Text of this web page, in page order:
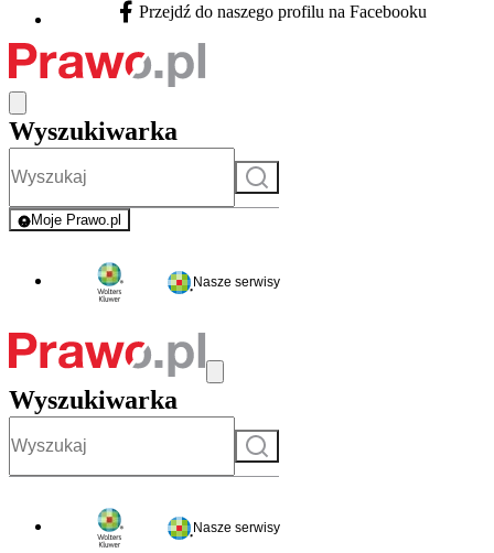
Facebook - otwiera się w nowej karcie
Przejdź do naszego profilu na Facebooku
Wyszukiwarka
Szukaj
Moje Prawo.pl
- rejestracja i logowanie do serwisu
Nasze serwisy
Wyszukiwarka
Szukaj
Nasze serwisy